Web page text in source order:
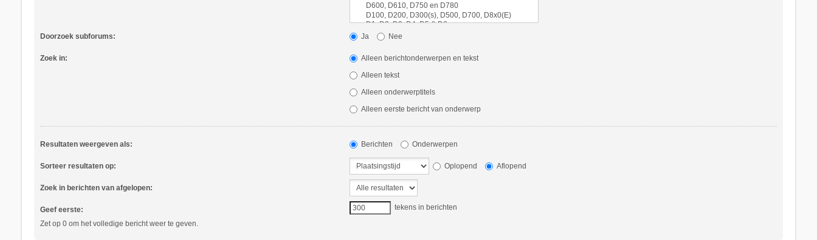
Doorzoek subforums: Ja Nee
Zoek in:
Alleen berichtonderwerpen en tekst
Alleen tekst
Alleen onderwerptitels
Alleen eerste bericht van onderwerp
Resultaten weergeven als: Berichten Onderwerpen
Sorteer resultaten op: Oplopend Aflopend
Zoek in berichten van afgelopen:
Geef eerste:
Zet op 0 om het volledige bericht weer te geven.
tekens in berichten